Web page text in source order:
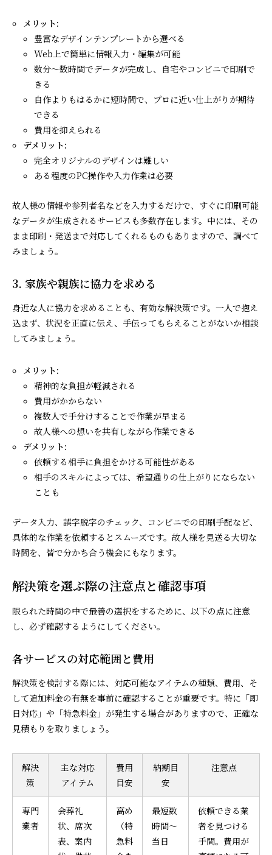
メリット:
豊富なデザインテンプレートから選べる
Web上で簡単に情報入力・編集が可能
数分〜数時間でデータが完成し、自宅やコンビニで印刷で
きる
自作よりもはるかに短時間で、プロに近い仕上がりが期待
できる
費用を抑えられる
デメリット:
完全オリジナルのデザインは難しい
ある程度のPC操作や入力作業は必要
故人様の情報や参列者名などを入力するだけで、すぐに印刷可能
なデータが生成されるサービスも多数存在します。中には、その
まま印刷・発送まで対応してくれるものもありますので、調べて
みましょう。
3. 家族や親族に協力を求める
身近な人に協力を求めることも、有効な解決策です。一人で抱え
込まず、状況を正直に伝え、手伝ってもらえることがないか相談
してみましょう。
メリット:
精神的な負担が軽減される
費用がかからない
複数人で手分けすることで作業が早まる
故人様への想いを共有しながら作業できる
デメリット:
依頼する相手に負担をかける可能性がある
相手のスキルによっては、希望通りの仕上がりにならない
ことも
データ入力、誤字脱字のチェック、コンビニでの印刷手配など、
具体的な作業を依頼するとスムーズです。故人様を見送る大切な
時間を、皆で分かち合う機会にもなります。
解決策を選ぶ際の注意点と確認事項
限られた時間の中で最善の選択をするために、以下の点に注意
し、必ず確認するようにしてください。
各サービスの対応範囲と費用
解決策を検討する際には、対応可能なアイテムの種類、費用、そ
して追加料金の有無を事前に確認することが重要です。特に「即
日対応」や「特急料金」が発生する場合がありますので、正確な
見積もりを取りましょう。
解決
策
主な対応
アイテム
費用
目安
納期目
安
注意点
専門
業者
会葬礼
状、席次
表、案内
高め
（特
急料
最短数
時間〜
当日
依頼できる業
者を見つける
手間。費用が